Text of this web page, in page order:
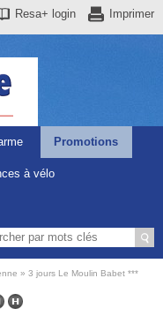
Imprimer
Resa+ login
Promotions
à vélo
3 jours Le Moulin Babet ***